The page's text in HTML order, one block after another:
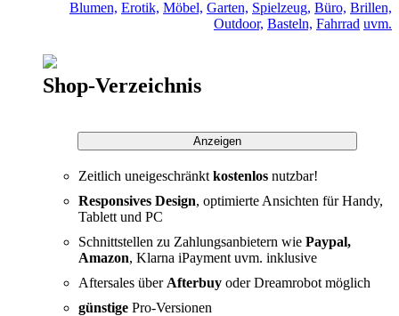
Blumen, Erotik, Möbel, Garten, Spielzeug, Büro, Brillen,
Outdoor, Basteln, Fahrrad uvm.
Shop-Verzeichnis
Zeitlich uneigeschränkt kostenlos nutzbar!
Responsives Design, optimierte Ansichten für Handy,
Tablett und PC
Schnittstellen zu Zahlungsanbietern wie Paypal,
Amazon, Klarna iPayment uvm. inklusive
Aftersales über Afterbuy oder Dreamrobot möglich
günstige Pro-Versionen